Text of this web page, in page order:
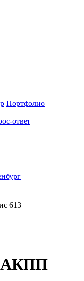
Портфолио
ответ
613
АКПП